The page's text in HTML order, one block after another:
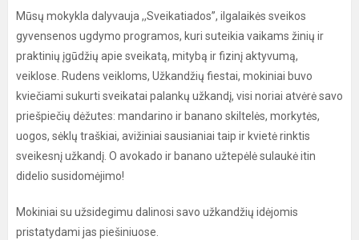
Mūsų mokykla dalyvauja ,,Sveikatiados”, ilgalaikės sveikos
gyvensenos ugdymo programos, kuri suteikia vaikams žinių ir
praktinių įgūdžių apie sveikatą, mitybą ir fizinį aktyvumą,
veiklose. Rudens veikloms, Užkandžių fiestai, mokiniai buvo
kviečiami sukurti sveikatai palankų užkandį, visi noriai atvėrė savo
priešpiečių dėžutes: mandarino ir banano skiltelės, morkytės,
uogos, sėklų traškiai, avižiniai sausianiai taip ir kvietė rinktis
sveikesnį užkandį. O avokado ir banano užtepėlė sulaukė itin
didelio susidomėjimo!
Mokiniai su užsidegimu dalinosi savo užkandžių idėjomis
pristatydami jas piešiniuose.